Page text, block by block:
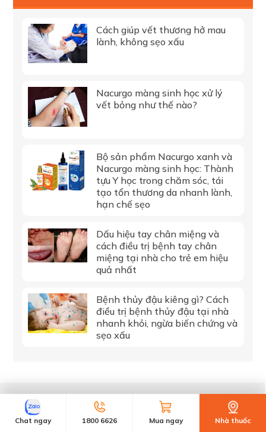
Cách giúp vết thương hở mau
lành, không sẹo xấu
Nacurgo màng sinh học xử lý
vết bỏng như thế nào?
Bộ sản phẩm Nacurgo xanh và
Nacurgo màng sinh học: Thành
tựu Y học trong chăm sóc, tái
tạo tổn thương da nhanh lành,
hạn chế sẹo
Dấu hiệu tay chân miệng và
cách điều trị bệnh tay chân
miệng tại nhà cho trẻ em hiệu
quả nhất
Bệnh thủy đậu kiêng gì? Cách
điều trị bệnh thủy đậu tại nhà
nhanh khỏi, ngừa biến chứng và
sẹo xấu
Chuyên gia tư vấn
Chat ngay 1800 6626 Mua ngay Nhà thuốc